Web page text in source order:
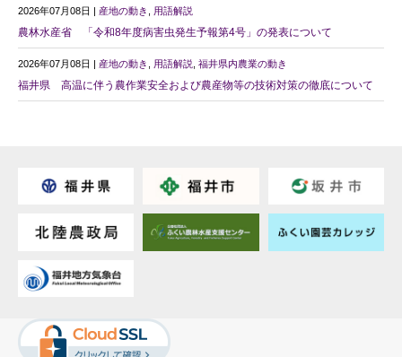
2026年07月08日 | 産地の動き 用語解説
農林水産省 「令和8年度病害虫発生予報第4号」の発表について
2026年07月08日 | 産地の動き 用語解説 福井県内農業の動き
福井県 高温に伴う農作業安全および農産物等の技術対策の徹底について